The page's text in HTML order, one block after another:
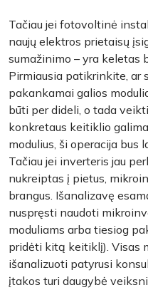
Tačiau jei fotovoltinė
naujų elektros prietaisų
sumažinimo – yra keletas
Pirmiausia patikrinkite, ar
pakankamai galios
būti per dideli, o tada
konkretaus keitiklio
modulius, ši operacija bus
Tačiau jei inverteris jau
nukreiptas į pietus,
brangus. Išanalizavę
nuspręsti naudoti
moduliams arba tiesiog
pridėti kitą keitiklį). Visas
išanalizuoti patyrusi
įtakos turi daugybė